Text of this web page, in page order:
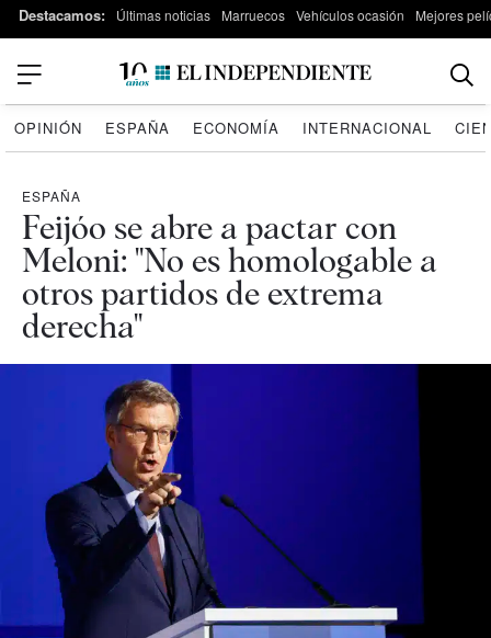
Destacamos: Últimas noticias Marruecos Vehículos ocasión Mejores
OPINIÓN ESPAÑA ECONOMÍA INTERNACIONAL
ESPAÑA
Feijóo se abre a pactar con
Meloni: "No es homologable a
otros partidos de extrema
derecha"